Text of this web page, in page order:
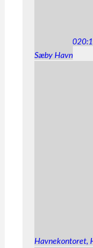
20:00
Sæby Havn
Havnekontoret,